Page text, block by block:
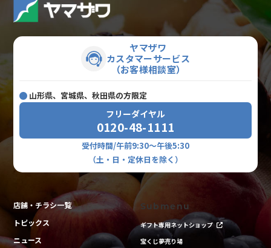
ヤマザワ
カスタマーサービス
（お客様相談室）
山形県、宮城県、秋田県の方限定
フリーダイヤル
0120-48-1111
受付時間/午前9:30～午後5:30
（土・日・定休日を除く）
店舗・チラシ一覧
トピックス
ニュース
Submenu
ギフト専用ネットショップ
宝くじ夢売り場